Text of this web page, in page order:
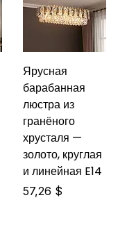
Ярусная
барабанная
люстра из
гранёного
хрусталя —
золото, круглая
и линейная E14
Цена
57,26 $